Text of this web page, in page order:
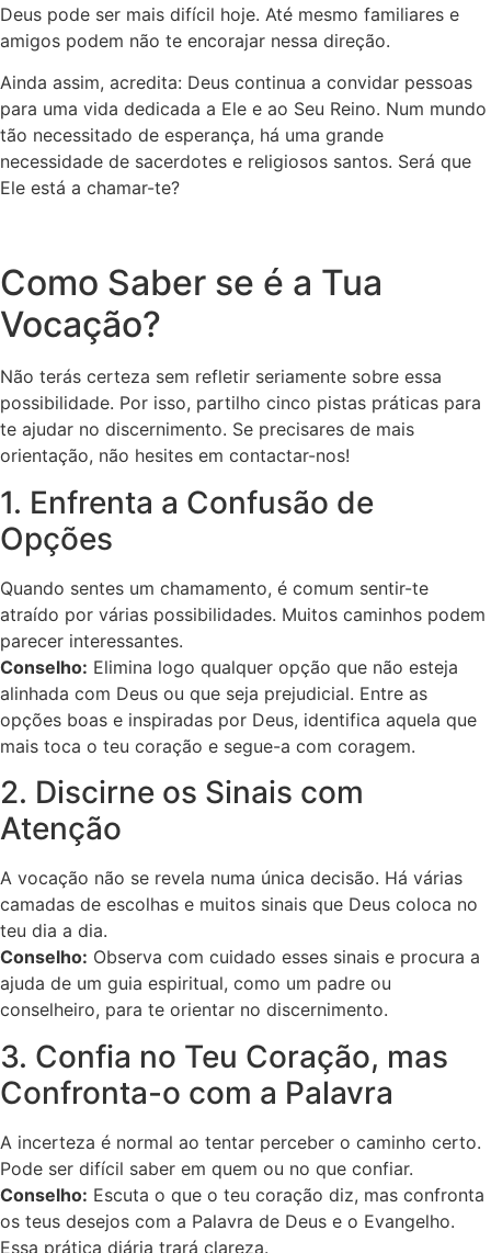
Deus pode ser mais difícil hoje. Até mesmo familiares e
amigos podem não te encorajar nessa direção.
Ainda assim, acredita: Deus continua a convidar pessoas
para uma vida dedicada a Ele e ao Seu Reino. Num mundo
tão necessitado de esperança, há uma grande
necessidade de sacerdotes e religiosos santos. Será que
Ele está a chamar-te?
Como Saber se é a Tua
Vocação?
Não terás certeza sem refletir seriamente sobre essa
possibilidade. Por isso, partilho cinco pistas práticas para
te ajudar no discernimento. Se precisares de mais
orientação, não hesites em contactar-nos!
1. Enfrenta a Confusão de
Opções
Quando sentes um chamamento, é comum sentir-te
atraído por várias possibilidades. Muitos caminhos podem
parecer interessantes.
Conselho: Elimina logo qualquer opção que não esteja
alinhada com Deus ou que seja prejudicial. Entre as
opções boas e inspiradas por Deus, identifica aquela que
mais toca o teu coração e segue-a com coragem.
2. Discirne os Sinais com
Atenção
A vocação não se revela numa única decisão. Há várias
camadas de escolhas e muitos sinais que Deus coloca no
teu dia a dia.
Conselho: Observa com cuidado esses sinais e procura a
ajuda de um guia espiritual, como um padre ou
conselheiro, para te orientar no discernimento.
3. Confia no Teu Coração, mas
Confronta-o com a Palavra
A incerteza é normal ao tentar perceber o caminho certo.
Pode ser difícil saber em quem ou no que confiar.
Conselho: Escuta o que o teu coração diz, mas confronta
os teus desejos com a Palavra de Deus e o Evangelho.
Essa prática diária trará clareza.